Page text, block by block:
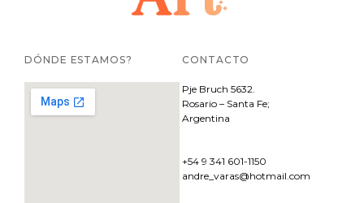
DÓNDE ESTAMOS? CONTACTO
Pje Bruch 5632.
Rosario – Santa Fe;
Argentina
+54 9 341 601-1150
andre_varas@hotmail.com